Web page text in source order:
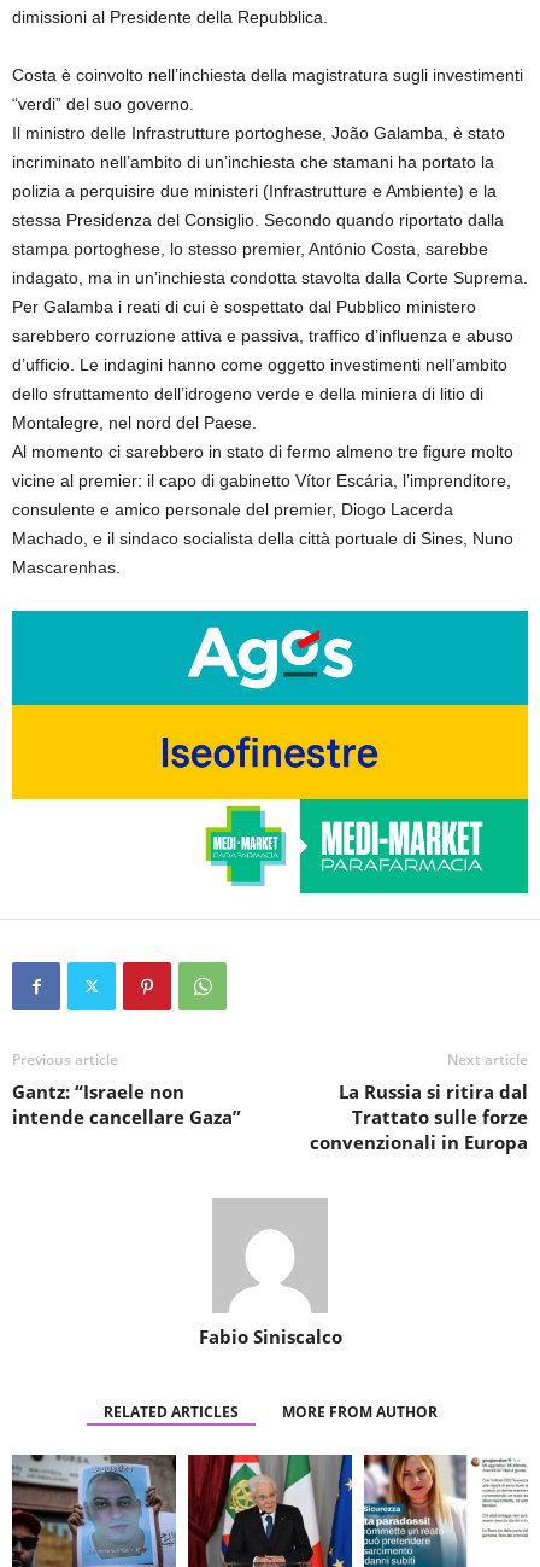
dimissioni al Presidente della Repubblica.
Costa è coinvolto nell’inchiesta della magistratura sugli investimenti
“verdi” del suo governo.
Il ministro delle Infrastrutture portoghese, João Galamba, è stato
incriminato nell’ambito di un’inchiesta che stamani ha portato la
polizia a perquisire due ministeri (Infrastrutture e Ambiente) e la
stessa Presidenza del Consiglio. Secondo quando riportato dalla
stampa portoghese, lo stesso premier, António Costa, sarebbe
indagato, ma in un’inchiesta condotta stavolta dalla Corte Suprema.
Per Galamba i reati di cui è sospettato dal Pubblico ministero
sarebbero corruzione attiva e passiva, traffico d’influenza e abuso
d’ufficio. Le indagini hanno come oggetto investimenti nell’ambito
dello sfruttamento dell’idrogeno verde e della miniera di litio di
Montalegre, nel nord del Paese.
Al momento ci sarebbero in stato di fermo almeno tre figure molto
vicine al premier: il capo di gabinetto Vítor Escária, l’imprenditore,
consulente e amico personale del premier, Diogo Lacerda
Machado, e il sindaco socialista della città portuale di Sines, Nuno
Mascarenhas.
Previous article
Gantz: “Israele non
intende cancellare Gaza”
Next article
La Russia si ritira dal
Trattato sulle forze
convenzionali in Europa
Fabio Siniscalco
RELATED ARTICLES MORE FROM AUTHOR